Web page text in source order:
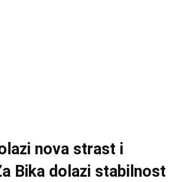
nova strast i
Bika dolazi stabilnost